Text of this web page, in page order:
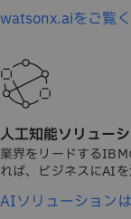
watsonx.aiをご覧く
人工知能ソリュー
業界をリードする
れば、ビジネスにAIを
AIソリューション